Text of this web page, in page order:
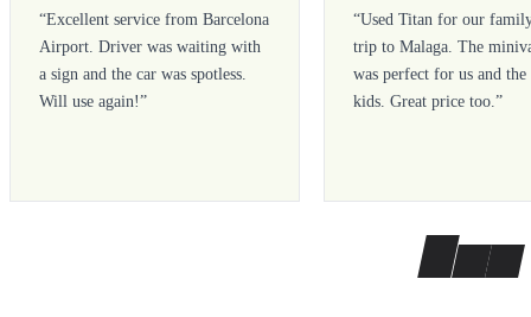
“Excellent service from Barcelona
Airport. Driver was waiting with
a sign and the car was spotless.
Will use again!”
“Used Titan for our
trip to Malaga. The
was perfect for us and the
kids. Great price too.”